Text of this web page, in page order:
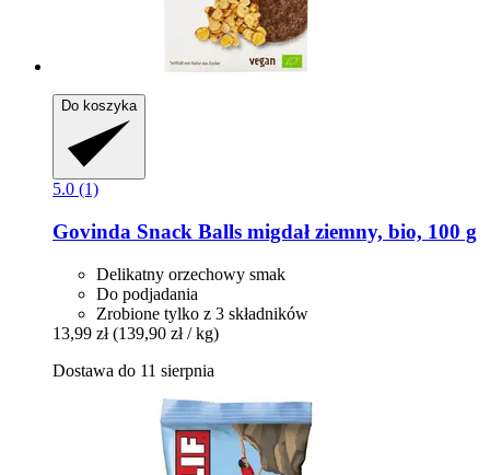
Do koszyka
5.0 (1)
Govinda Snack Balls migdał ziemny, bio, 100 g
Delikatny orzechowy smak
Do podjadania
Zrobione tylko z 3 składników
13,99 zł (139,90 zł / kg)
Dostawa do 11 sierpnia